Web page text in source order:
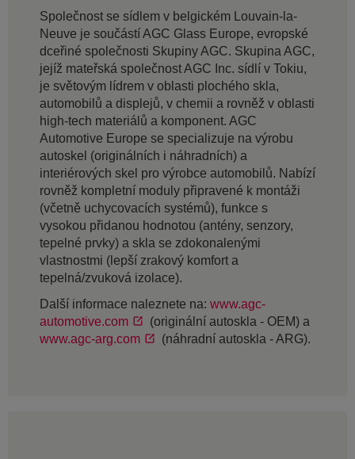
Společnost se sídlem v belgickém Louvain-la-
Neuve je součástí AGC Glass Europe, evropské
dceřiné společnosti Skupiny AGC. Skupina AGC,
jejíž mateřská společnost AGC Inc. sídlí v Tokiu,
je světovým lídrem v oblasti plochého skla,
automobilů a displejů, v chemii a rovněž v oblasti
high-tech materiálů a komponent. AGC
Automotive Europe se specializuje na výrobu
autoskel (originálních i náhradních) a
interiérových skel pro výrobce automobilů. Nabízí
rovněž kompletní moduly připravené k montáži
(včetně uchycovacích systémů), funkce s
vysokou přidanou hodnotou (antény, senzory,
tepelné prvky) a skla se zdokonalenými
vlastnostmi (lepší zrakový komfort a
tepelná/zvuková izolace).
Další informace naleznete na: www.agc-
automotive.com
(originální autoskla - OEM) a
www.agc-arg.com
(náhradní autoskla - ARG).